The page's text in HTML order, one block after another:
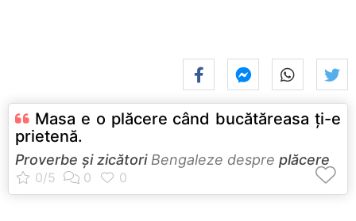
Masa e o plăcere când bucătăreasa ţi-e
prietenă.
Proverbe și zicătoriBengaleze despre plăcere